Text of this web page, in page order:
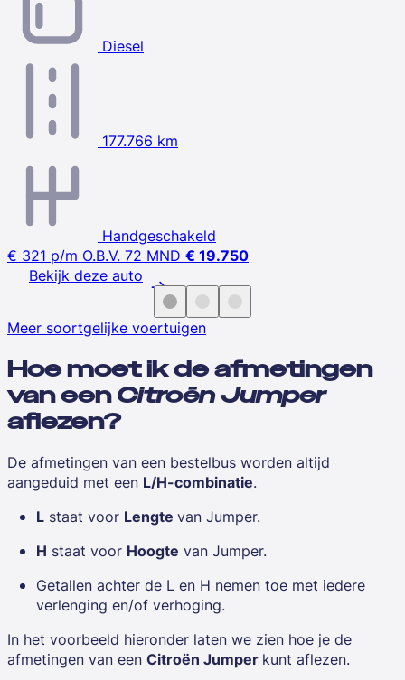
Diesel
177.766 km
Handgeschakeld
€ 321 p/m O.B.V. 72 MND € 19.750
Bekijk deze auto
Meer soortgelijke voertuigen
Hoe moet ik de afmetingen
van een Citroën Jumper
aflezen?
De afmetingen van een bestelbus worden altijd
aangeduid met een L/H-combinatie.
L staat voor Lengte van Jumper.
H staat voor Hoogte van Jumper.
Getallen achter de L en H nemen toe met iedere
verlenging en/of verhoging.
In het voorbeeld hieronder laten we zien hoe je de
afmetingen van een Citroën Jumper kunt aflezen.